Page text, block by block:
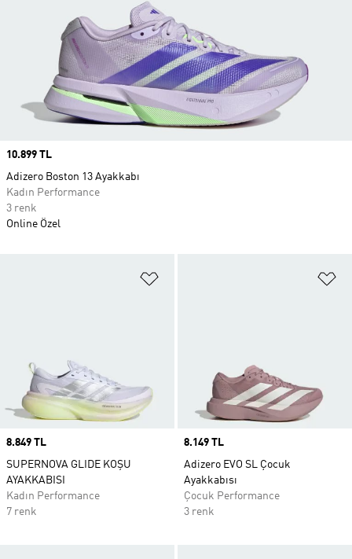
Price
8.849 TL
SUPERNOVA GLIDE KOŞU
AYAKKABISI
Kadın Performance
7 renk
Price
8.149 TL
Adizero EVO SL Çocuk
Ayakkabısı
Çocuk Performance
3 renk
Price
10.899 TL
Adizero Boston 13 Ayakkabı
Kadın Performance
3 renk
Online Özel